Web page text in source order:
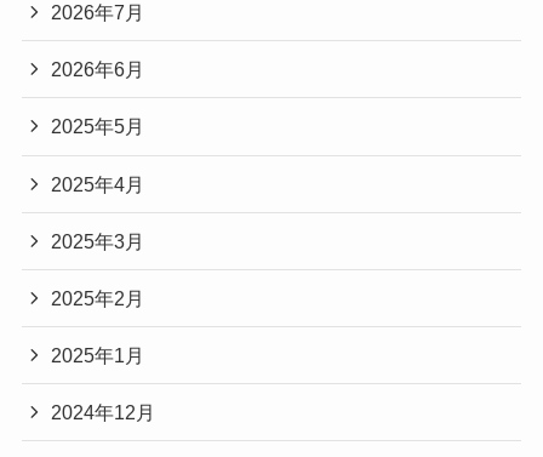
2026年7月
2026年6月
2025年5月
2025年4月
2025年3月
2025年2月
2025年1月
2024年12月